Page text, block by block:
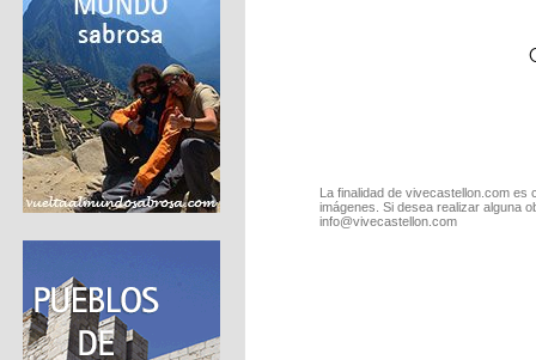
La finalidad de vivecastellon.com
imágenes. Si desea realizar alguna
info@vivecastellon.com